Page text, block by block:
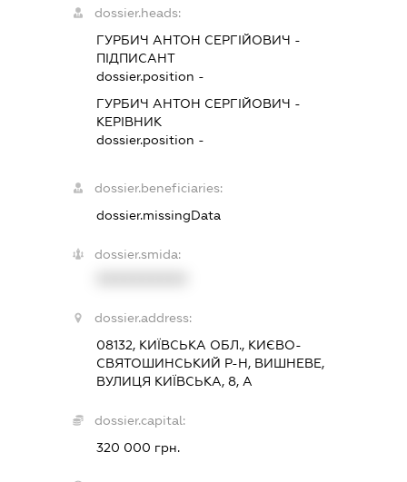
dossier.heads:
ГУРБИЧ АНТОН СЕРГІЙОВИЧ -
ПІДПИСАНТ
dossier.position -
ГУРБИЧ АНТОН СЕРГІЙОВИЧ -
КЕРІВНИК
dossier.position -
dossier.beneficiaries:
dossier.missingData
dossier.smida:
dossier.address:
08132, КИЇВСЬКА ОБЛ., КИЄВО-
СВЯТОШИНСЬКИЙ Р-Н, ВИШНЕВЕ,
ВУЛИЦЯ КИЇВСЬКА, 8, А
dossier.capital:
320 000 грн.